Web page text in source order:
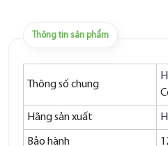
Thông tin sản phẩm
Thông số chung
Hãng sản xuất
Bảo hành